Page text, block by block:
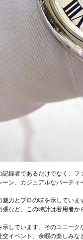
録者であるだけでなく、
ン、カジュアルなパーテ
力とプロの味を示してい
など、この時計は着用者か
しています。そのユニー
イベント、余暇の楽しみな